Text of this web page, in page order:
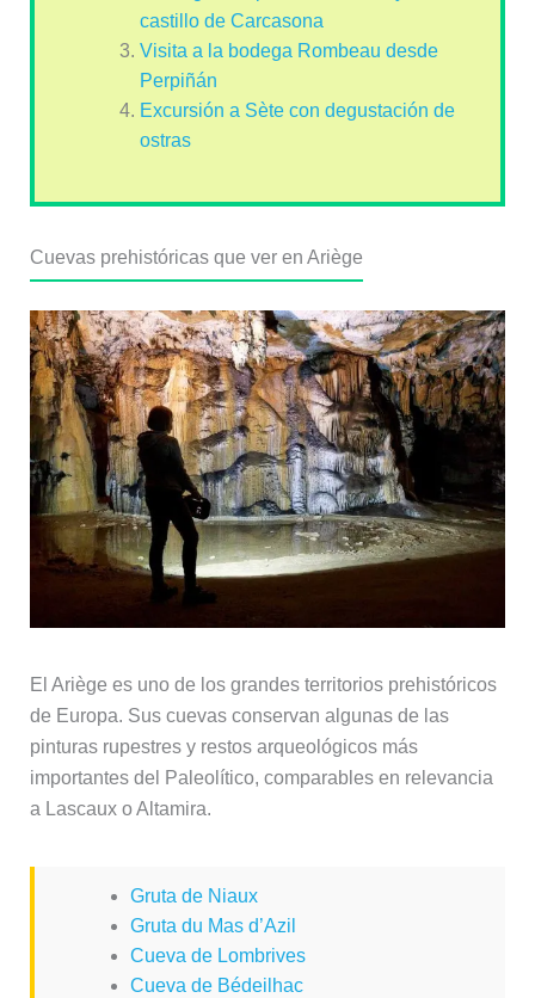
castillo de Carcasona
Visita a la bodega Rombeau desde
Perpiñán
Excursión a Sète con degustación de
ostras
Cuevas prehistóricas que ver en Ariège
El Ariège es uno de los grandes territorios prehistóricos
de Europa. Sus cuevas conservan algunas de las
pinturas rupestres y restos arqueológicos más
importantes del Paleolítico, comparables en relevancia
a Lascaux o Altamira.
Gruta de Niaux
Gruta du Mas d’Azil
Cueva de Lombrives
Cueva de Bédeilhac